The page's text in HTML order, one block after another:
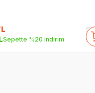
Sepette %20 indirim